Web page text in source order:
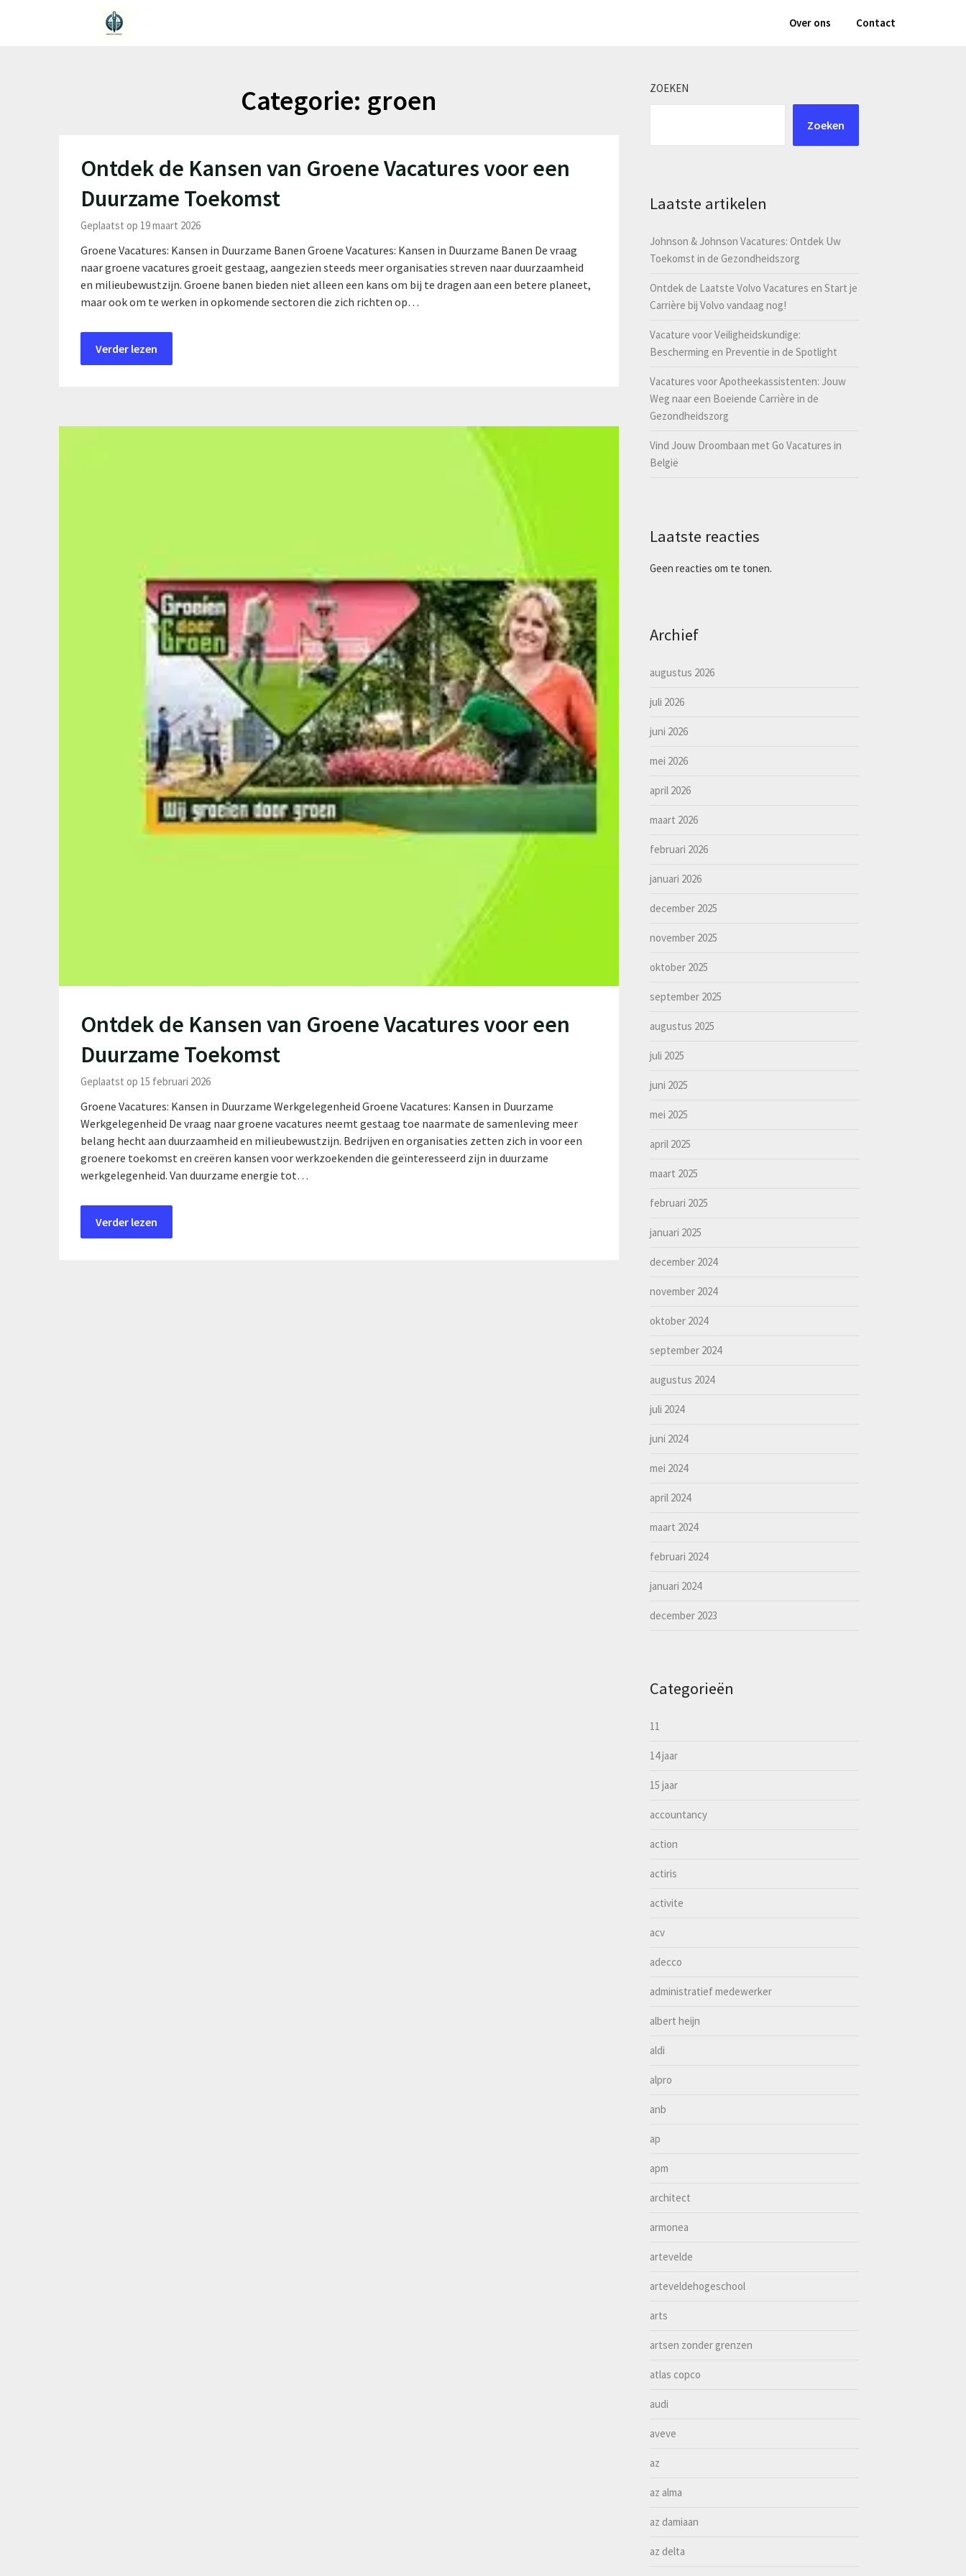
Over ons Contact
Categorie: groen
Ontdek de Kansen van Groene Vacatures voor een
Duurzame Toekomst
Geplaatst op 19 maart 2026
Groene Vacatures: Kansen in Duurzame Banen Groene Vacatures: Kansen in Duurzame Banen De vraag
naar groene vacatures groeit gestaag, aangezien steeds meer organisaties streven naar duurzaamheid
en milieubewustzijn. Groene banen bieden niet alleen een kans om bij te dragen aan een betere planeet,
maar ook om te werken in opkomende sectoren die zich richten op…
Verder lezen
Ontdek de Kansen van Groene Vacatures voor een
Duurzame Toekomst
Geplaatst op 15 februari 2026
Groene Vacatures: Kansen in Duurzame Werkgelegenheid Groene Vacatures: Kansen in Duurzame
Werkgelegenheid De vraag naar groene vacatures neemt gestaag toe naarmate de samenleving meer
belang hecht aan duurzaamheid en milieubewustzijn. Bedrijven en organisaties zetten zich in voor een
groenere toekomst en creëren kansen voor werkzoekenden die geïnteresseerd zijn in duurzame
werkgelegenheid. Van duurzame energie tot…
Verder lezen
ZOEKEN
Zoeken
Laatste artikelen
Johnson & Johnson Vacatures: Ontdek Uw
Toekomst in de Gezondheidszorg
Ontdek de Laatste Volvo Vacatures en Start je
Carrière bij Volvo vandaag nog!
Vacature voor Veiligheidskundige:
Bescherming en Preventie in de Spotlight
Vacatures voor Apotheekassistenten: Jouw
Weg naar een Boeiende Carrière in de
Gezondheidszorg
Vind Jouw Droombaan met Go Vacatures in
België
Laatste reacties
Geen reacties om te tonen.
Archief
augustus 2026
juli 2026
juni 2026
mei 2026
april 2026
maart 2026
februari 2026
januari 2026
december 2025
november 2025
oktober 2025
september 2025
augustus 2025
juli 2025
juni 2025
mei 2025
april 2025
maart 2025
februari 2025
januari 2025
december 2024
november 2024
oktober 2024
september 2024
augustus 2024
juli 2024
juni 2024
mei 2024
april 2024
maart 2024
februari 2024
januari 2024
december 2023
Categorieën
11
14 jaar
15 jaar
accountancy
action
actiris
activite
acv
adecco
administratief medewerker
albert heijn
aldi
alpro
anb
ap
apm
architect
armonea
artevelde
arteveldehogeschool
arts
artsen zonder grenzen
atlas copco
audi
aveve
az
az alma
az damiaan
az delta